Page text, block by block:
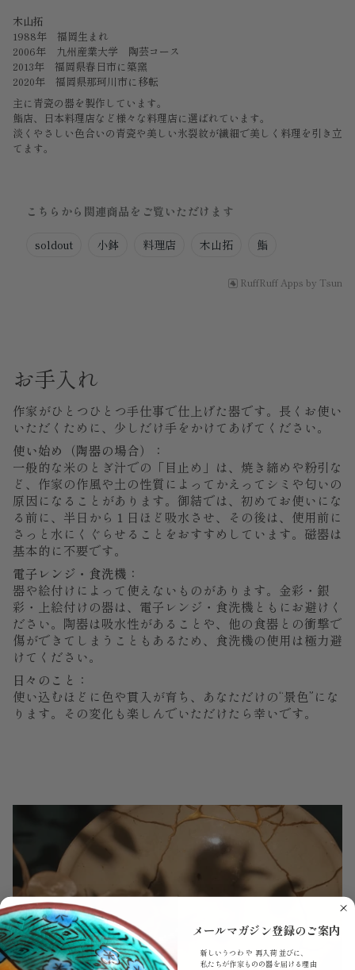
木山拓
1988年 福岡生まれ
2006年 九州産業大学 陶芸コース
2013年 福岡県春日市に築窯
2020年 福岡県那珂川市に移転
主に青瓷の器を製作しています。
鮨店、日本料理店など様々な料理店に選ばれています。
淡くやさしい色合いの青瓷や美しい氷裂紋が繊細で美しく料理を引き立
てます。
こちらから関連商品をご覧いただけます
soldout 小鉢 料理店 木山拓 鮨
RuffRuff Apps by Tsun
お手入れ
作家がひとつひとつ手仕事で仕上げた器です。長くお使い
いただくために、少しだけ手をかけてあげてください。
使い始め（陶器の場合）：
一般的な米のとぎ汁での「目止め」は、焼き締めや粉引な
ど、作家の作風や土の性質によってかえってシミや匂いの
原因になることがあります。御結では、初めてお使いにな
る前に、半日から１日ほど吸水させ、その後は、使用前に
さっと水にくぐらせることをおすすめしています。磁器は
基本的に不要です。
電子レンジ・食洗機：
器や絵付けによって使えないものがあります。金彩・銀
彩・上絵付けの器は、電子レンジ・食洗機ともにお避けく
ださい。陶器は吸水性があることや、他の食器との衝撃で
傷ができてしまうこともあるため、食洗機の使用は極力避
けてください。
日々のこと：
使い込むほどに色や貫入が育ち、あなただけの“景色”にな
ります。その変化も楽しんでいただけたら幸いです。
メールマガジン登録のご案内
新しいうつわ や 再入荷 並びに、
私たちが作家ものの器を届ける理由